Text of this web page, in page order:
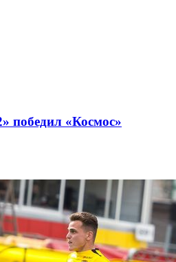
победил «Космос»